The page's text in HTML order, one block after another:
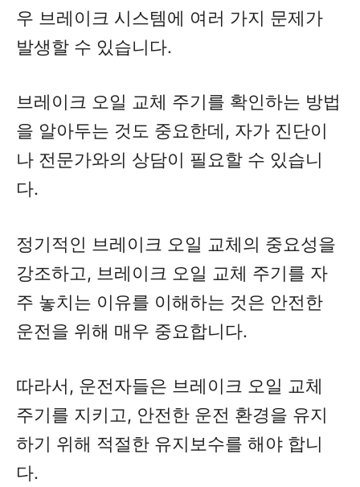
우 브레이크 시스템에 여러 가지 문제가
발생할 수 있습니다.
브레이크 오일 교체 주기를 확인하는 방법
을 알아두는 것도 중요한데, 자가 진단이
나 전문가와의 상담이 필요할 수 있습니
다.
정기적인 브레이크 오일 교체의 중요성을
강조하고, 브레이크 오일 교체 주기를 자
주 놓치는 이유를 이해하는 것은 안전한
운전을 위해 매우 중요합니다.
따라서, 운전자들은 브레이크 오일 교체
주기를 지키고, 안전한 운전 환경을 유지
하기 위해 적절한 유지보수를 해야 합니
다.